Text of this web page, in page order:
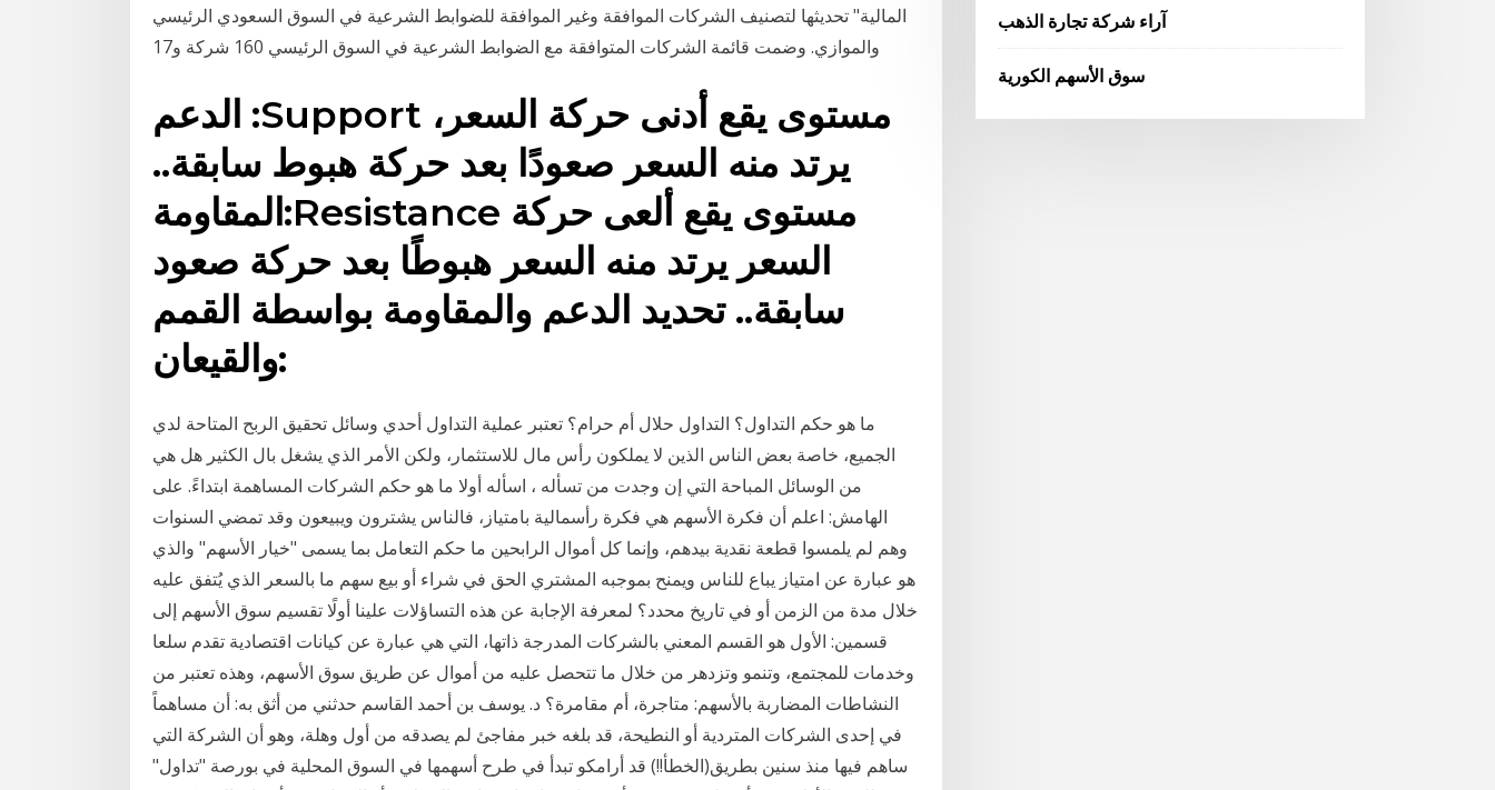
المالية" تحديثها لتصنيف الشركات الموافقة وغير الموافقة للضوابط الشرعية في السوق السعودي الرئيسي
والموازي. وضمت قائمة الشركات المتوافقة مع الضوابط الشرعية في السوق الرئيسي 160 شركة و17
الدعم :Support مستوى يقع أدنى حركة السعر،
يرتد منه السعر صعودًا بعد حركة هبوط سابقة..
المقاومة:Resistance مستوى يقع ألعى حركة
السعر يرتد منه السعر هبوطًا بعد حركة صعود
سابقة.. تحديد الدعم والمقاومة بواسطة القمم
والقيعان:
ما هو حكم التداول؟ التداول حلال أم حرام؟ تعتبر عملية التداول أحدي وسائل تحقيق الربح المتاحة لدي
الجميع، خاصة بعض الناس الذين لا يملكون رأس مال للاستثمار، ولكن الأمر الذي يشغل بال الكثير هل هي
من الوسائل المباحة التي إن وجدت من تسأله ، اسأله أولا ما هو حكم الشركات المساهمة ابتداءً. على
الهامش: اعلم أن فكرة الأسهم هي فكرة رأسمالية بامتياز، فالناس يشترون ويبيعون وقد تمضي السنوات
وهم لم يلمسوا قطعة نقدية بيدهم، وإنما كل أموال الرابحين ما حكم التعامل بما يسمى "خيار الأسهم" والذي
هو عبارة عن امتياز يباع للناس ويمنح بموجبه المشتري الحق في شراء أو بيع سهم ما بالسعر الذي يُتفق عليه
خلال مدة من الزمن أو في تاريخ محدد؟ لمعرفة الإجابة عن هذه التساؤلات علينا أولًا تقسيم سوق الأسهم إلى
قسمين: الأول هو القسم المعني بالشركات المدرجة ذاتها، التي هي عبارة عن كيانات اقتصادية تقدم سلعا
وخدمات للمجتمع، وتنمو وتزدهر من خلال ما تتحصل عليه من أموال عن طريق سوق الأسهم، وهذه تعتبر من
النشاطات المضاربة بالأسهم: متاجرة، أم مقامرة؟ د. يوسف بن أحمد القاسم حدثني من أثق به: أن مساهماً
في إحدى الشركات المتردية أو النطيحة، قد بلغه خبر مفاجئ لم يصدقه من أول وهلة، وهو أن الشركة التي
ساهم فيها منذ سنين بطريق(الخطأ!!) قد أرامكو تبدأ في طرح أسهمها في السوق المحلية في بورصة "تداول"
آراء شركة تجارة الذهب
سوق الأسهم الكورية